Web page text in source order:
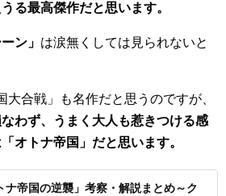
る最高傑作だと思います。
ン」 は涙無くしては見られないと
大合戦」も名作だと思うのですが、
わず、うまく大人も惹きつける感
オトナ帝国」だと思います。
ナ帝国の逆襲」考察・解説まとめ～ク